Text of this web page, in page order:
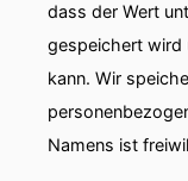
dass der Wert
gespeichert wird
kann. Wir
Namens ist